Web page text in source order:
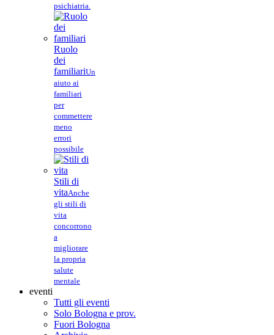
psichiatria.
Ruolo
dei
familiariUn
aiuto ai
familiari
per
commettere
meno
errori
possibile
Stili di
vitaAnche
gli stili di
vita
concorrono
a
migliorare
la propria
salute
mentale
eventi
Tutti gli eventi
Solo Bologna e prov.
Fuori Bologna